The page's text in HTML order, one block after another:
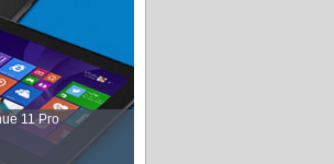
11 Pro